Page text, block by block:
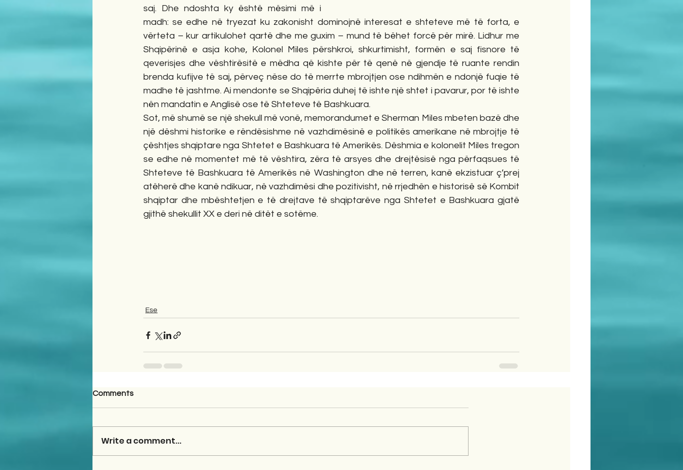
saj. Dhe ndoshta ky është mësimi më i
madh: se edhe në tryezat ku zakonisht dominojnë interesat e shteteve më të forta, e
vërteta – kur artikulohet qartë dhe me guxim – mund të bëhet forcë për mirë. Lidhur me
Shqipërinë e asja kohe, Kolonel Miles përshkroi, shkurtimisht, formën e saj fisnore të
qeverisjes dhe vështirësitë e mëdha që kishte për të qenë në gjendje të ruante rendin
brenda kufijve të saj, përveç nëse do të merrte mbrojtjen ose ndihmën e ndonjë fuqie të
madhe të jashtme. Ai mendonte se Shqipëria duhej të ishte një shtet i pavarur, por të ishte
nën mandatin e Anglisë ose të Shteteve të Bashkuara.
Sot, më shumë se një shekull më vonë, memorandumet e Sherman Miles mbeten bazë dhe
një dëshmi historike e rëndësishme në vazhdimësinë e politikës amerikane në mbrojtje të
çështjes shqiptare nga Shtetet e Bashkuara të Amerikës. Dëshmia e kolonelit Miles tregon
se edhe në momentet më të vështira, zëra të arsyes dhe drejtësisë nga përfaqsues të
Shteteve të Bashkuara të Amerikës në Washington dhe në terren, kanë ekzistuar ç’prej
atëherë dhe kanë ndikuar, në vazhdimësi dhe pozitivisht, në rrjedhën e historisë së Kombit
shqiptar dhe mbështetjen e të drejtave të shqiptarëve nga Shtetet e Bashkuara gjatë
gjithë shekullit XX e deri në ditët e sotëme.
Ese
Comments
Write a comment...